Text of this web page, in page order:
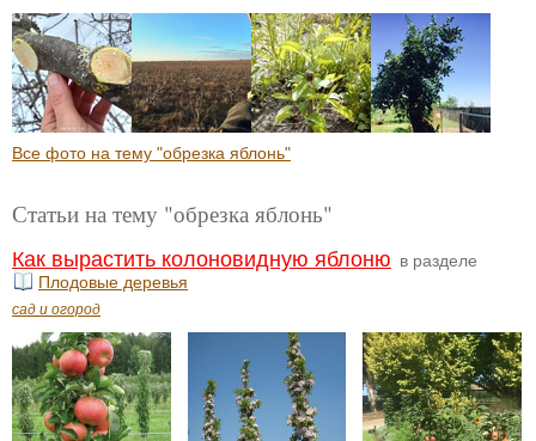
Все фото на тему "обрезка яблонь"
Статьи на тему "обрезка яблонь"
Как вырастить колоновидную яблоню в разделе
Плодовые деревья
сад и огород